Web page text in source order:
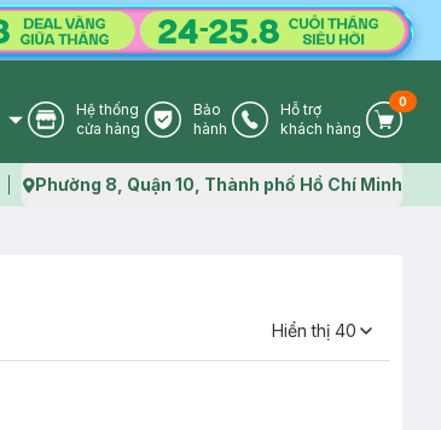
Store Icon
Hệ thống
cửa hàng
Warranty Icon
Bảo
hành
Phone Icon
Hỗ trợ
khách hàng
Cart
0
Map icon
Phường 8, Quận 10, Thành phố Hồ Chí Minh
Hiển thị 40